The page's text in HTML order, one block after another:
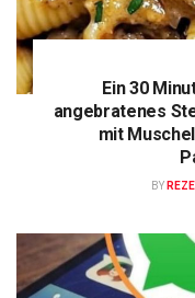
Ein 30
angebratenes
mit
BY